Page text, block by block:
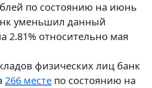
по состоянию на июнь
уменьшил данный
2.81% относительно мая
физических лиц банк
266 месте по состоянию на